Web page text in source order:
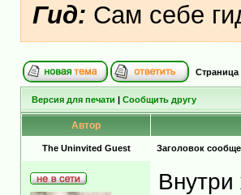
Гид: Сам себе
Страница
Версия для печати | Сообщить другу
Автор
The Uninvited Guest Заголовок
Внутри